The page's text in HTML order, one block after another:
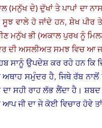
(ਮਨੁੱਖ ਦੇ) ਦੁੱਖਾਂ ਤੇ ਪਾਪਾਂ ਦਾ
ਵਾਲੇ ਹੋ ਜਾਂਦੇ ਹਨ, ਸ਼ੇਖ ਪੀਰ
ਮਨੁੱਖ ਭੀ (ਅਕਾਲ ਪੁਰਖ ਨੂੰ
ਦੀ ਅਸਲੀਅਤ ਸਮਝ ਵਿਚ ਆ
ਸਾਨੂੰ ਉਪਦੇਸ਼ ਕਰ ਰਹੇ ਹਨ ਕਿ
ਅਥਾਹ ਸਮੁੰਦਰ ਹੈ, ਜਿਥੇ ਰੱਬ
ਸਹੀ ਰਾਹ ਲੱਭ ਲੈਂਦਾ ਹੈ। ਸ਼ਬਦ
ਜੀ ਦਾ ਜੇ ਕੋਈ ਵਿਚਾਰ ਹੋਵੇ